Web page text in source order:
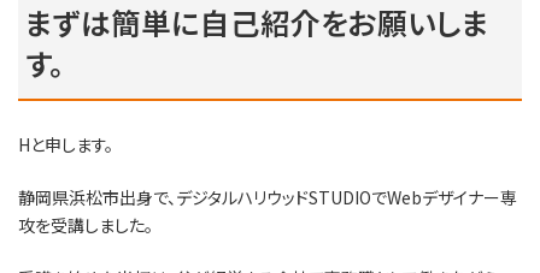
まずは簡単に自己紹介をお願いしま
す。
Hと申します。
静岡県浜松市出身で、デジタルハリウッドSTUDIOでWebデザイナー専
攻を受講しました。